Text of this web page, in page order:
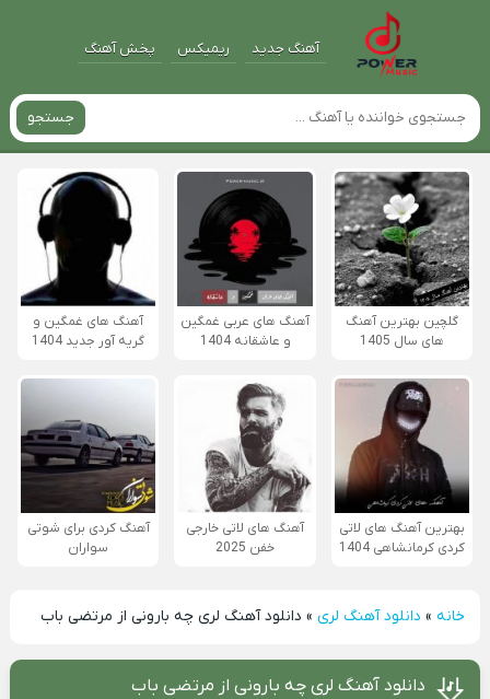
آهنگ جدید ریمیکس پخش آهنگ
جستجو
گلچین بهترین آهنگ
های سال 1405
آهنگ های عربی غمگین
و عاشقانه 1404
آهنگ های غمگین و
گریه آور جدید 1404
بهترین آهنگ های لاتی
کردی کرمانشاهی 1404
آهنگ های لاتی خارجی
خفن 2025
آهنگ کردی برای شوتی
سواران
خانه» دانلود آهنگ لری » دانلود آهنگ لری چه بارونی از مرتضی باب
دانلود آهنگ لری چه بارونی از مرتضی باب